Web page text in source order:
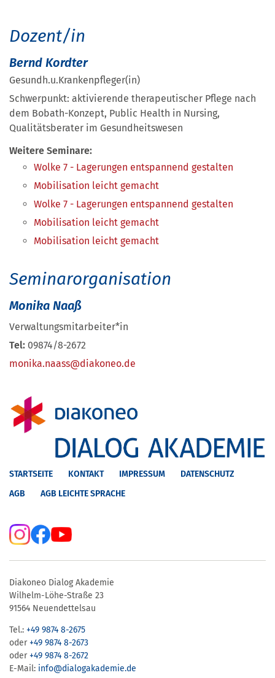
Dozent/in
Bernd Kordter
Gesundh.u.Krankenpfleger(in)
Schwerpunkt: aktivierende therapeutischer Pflege nach
dem Bobath-Konzept, Public Health in Nursing,
Qualitätsberater im Gesundheitswesen
Weitere Seminare:
Wolke 7 - Lagerungen entspannend gestalten
Mobilisation leicht gemacht
Wolke 7 - Lagerungen entspannend gestalten
Mobilisation leicht gemacht
Mobilisation leicht gemacht
Seminarorganisation
Monika Naaß
Verwaltungsmitarbeiter*in
Tel: 09874/8-2672
monika.naass@diakoneo.de
STARTSEITE KONTAKT IMPRESSUM
DATENSCHUTZ
AGB
AGB LEICHTE SPRACHE
Diakoneo Dialog Akademie
Wilhelm-Löhe-Straße 23
91564 Neuendettelsau
Tel.: +49 9874 8-2675
oder+49 9874 8-2673
oder+49 9874 8-2672
E-Mail: info@dialogakademie.de